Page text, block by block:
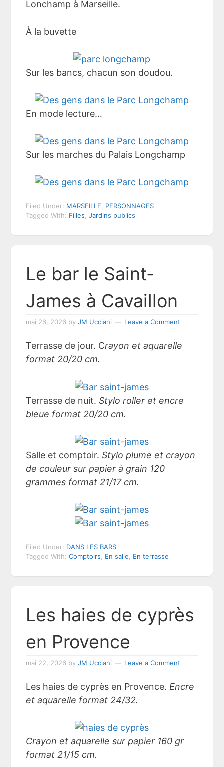
Lonchamp à Marseille.
À la buvette
Sur les bancs, chacun son doudou.
En mode lecture…
Sur les marches du Palais Longchamp
Filed Under: MARSEILLE
PERSONNAGES
Tagged With: Filles ,Jardins publics
Le bar le Saint-
James à Cavaillon
mai 26, 2026 byJM Ucciani Leave a Comment
Terrasse de jour. Crayon et aquarelle
format 20/20 cm.
Terrasse de nuit.Stylo roller et encre
bleue format 20/20 cm.
Salle et comptoir.Stylo plume et crayon
de couleur sur papier à grain 120
grammes format 21/17 cm.
Filed Under: DANS LES BARS
Tagged With:Comptoirs, En salle, En terrasse
Les haies de cyprès
en Provence
mai 22, 2026 byJM Ucciani Leave a Comment
Les haies de cyprès en Provence.Encre
et aquarelle format 24/32.
Crayon et aquarelle sur papier 160 gr
format 21/15 cm.